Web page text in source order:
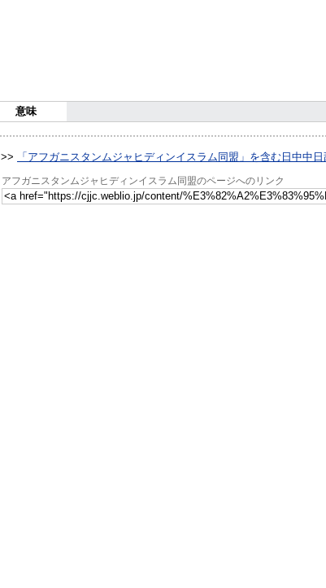
意味
>> 「アフガニスタンムジャヒディンイスラム同盟」を含む日中中日
アフガニスタンムジャヒディンイスラム同盟のページへのリンク